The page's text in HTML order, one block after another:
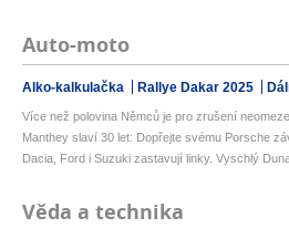
Auto-moto
Alko-kalkulačka Rallye Dakar 2025
Více než polovina Němců je pro zrušení
Manthey slaví 30 let: Dopřejte svému Porsche
Dacia, Ford i Suzuki zastavují linky. Vyschlý
Věda a technika